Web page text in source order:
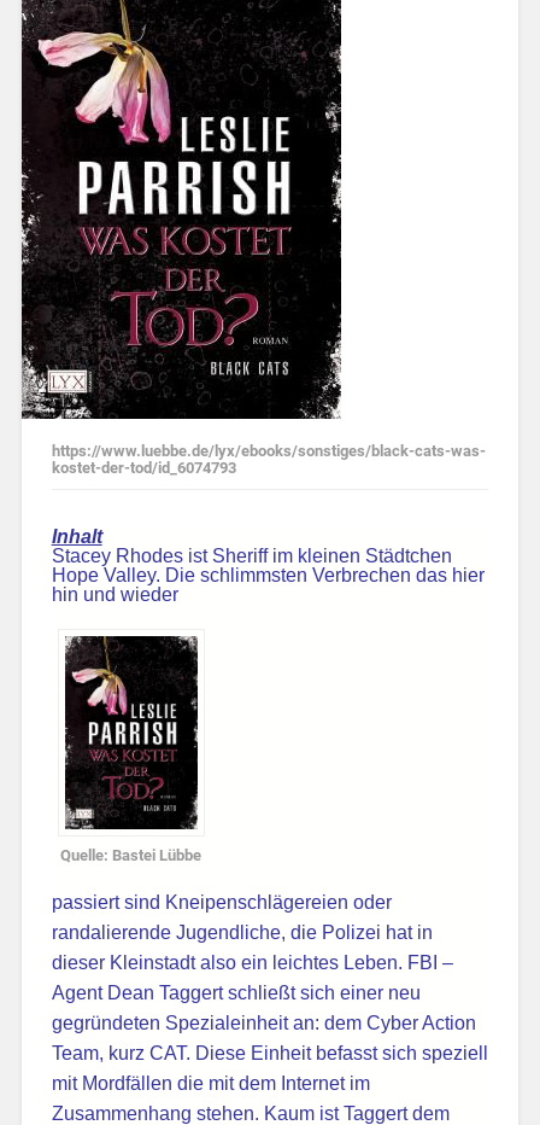
https://www.luebbe.de/lyx/ebooks/sonstiges/black-cats-was-
kostet-der-tod/id_6074793
Inhalt
Stacey Rhodes ist Sheriff im kleinen Städtchen
Hope Valley. Die schlimmsten Verbrechen das hier
hin und wieder
Quelle: Bastei Lübbe
passiert sind Kneipenschlägereien oder
randalierende Jugendliche, die Polizei hat in
dieser Kleinstadt also ein leichtes Leben. FBI –
Agent Dean Taggert schließt sich einer neu
gegründeten Spezialeinheit an: dem Cyber Action
Team, kurz CAT. Diese Einheit befasst sich speziell
mit Mordfällen die mit dem Internet im
Zusammenhang stehen. Kaum ist Taggert dem